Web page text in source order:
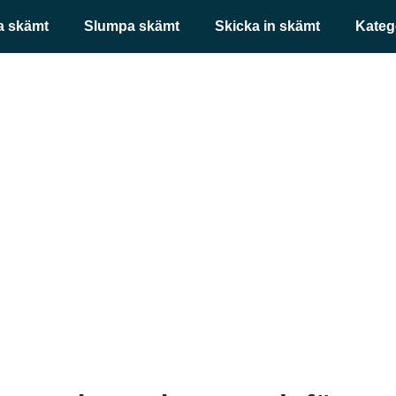
skämt Slumpa skämt Skicka in skämt